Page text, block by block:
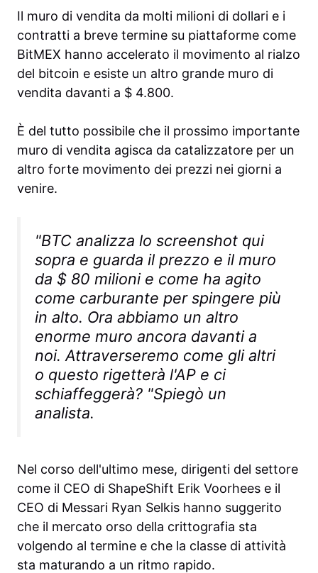
Il muro di vendita da molti milioni di dollari e i
contratti a breve termine su piattaforme come
BitMEX hanno accelerato il movimento al rialzo
del bitcoin e esiste un altro grande muro di
vendita davanti a $ 4.800.
È del tutto possibile che il prossimo importante
muro di vendita agisca da catalizzatore per un
altro forte movimento dei prezzi nei giorni a
venire.
"BTC analizza lo screenshot qui
sopra e guarda il prezzo e il muro
da $ 80 milioni e come ha agito
come carburante per spingere più
in alto. Ora abbiamo un altro
enorme muro ancora davanti a
noi. Attraverseremo come gli altri
o questo rigetterà l'AP e ci
schiaffeggerà? "Spiegò un
analista.
Nel corso dell'ultimo mese, dirigenti del settore
come il CEO di ShapeShift Erik Voorhees e il
CEO di Messari Ryan Selkis hanno suggerito
che il mercato orso della crittografia sta
volgendo al termine e che la classe di attività
sta maturando a un ritmo rapido.